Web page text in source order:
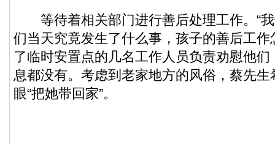
等待着相关部门进行善后处理工作。“我
们当天究竟发生了什么事，孩子的善后工作
了临时安置点的几名工作人员负责劝慰他
息都没有。考虑到老家地方的风俗，蔡先
眼“把她带回家”。